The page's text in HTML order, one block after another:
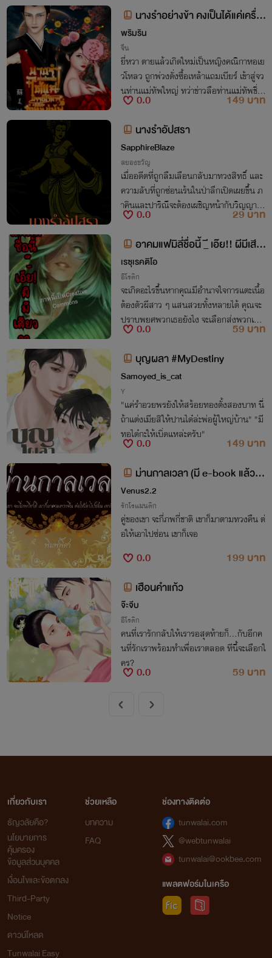
นางรำอย่างข้า คงเป็นได้แค่เครื่อ
งบรรณาการของท่านแม่ทัพ
พริมริน
จีน
ยี่หวา ตายแล้วเกิดใหม่เป็นหญิงคณิกาหอเย
ว่โหลว ถูกพ่วงดั่งซื้อเหล้าแถมเบียร์ เข้าสู่จว
นท่านแม่ทัพใหญ่ ทว่าข่าวลือท่านแม่ทัพชื่น
ชอบบุรุษ อ่า..เข้าทางข้า รับจ้างหลี่ฮูหยินช่วย
0.0
149 บาท
นางรำอัปสรา
SapphireBlaze
สยองขวัญ
เมื่ออดีตที่ถูกลืมเลือนกลับมาทวงสิทธิ์ และ
ความลับที่ถูกซ่อนเร้นในป่าลึกเปิดเผยขึ้น ภ
าคินและปาริณีจะต้องเผชิญหน้ากับวิญญาณ
ของนางรำอัปสราที่เต็มไปด้วยความอาฆาต
การเดินทางเพื่อค้นหาเมืองโบราณที่หายสา
บสูญ
0.0
29 บาท
อาคมแฟมิลี่ชื่อนี้ _ี เอ๊ย!! ผีมีเสีย
ววว..
เรซุเรคติโอ
อีโรติก
จะเกิดอะไรขึ้นหากคุณมีอำนาจใจการแตะเนื้อ
ต้องตัวผีสาว ๆ แสนสวยทั้งหลายได้ คุณจะ
ปราบพยศพวกเธอยังไง จะเลือกส่งพวกเธอ
ไปนรก หรือพาพวกเธอขึ้นสวรรค์จัดหนักจน
0.0
59 บาท
บุญผลา #MyDestiny
Samoyed_is_cat
Y
"แค่รำอวยพรยังให้สร้อยทองตั้งสองบาท นี่
ถ้าแต่งเมียสิให้ปานได๋ล่ะพ่อผู้ใหญ่บ้าน" "มี
ทอได๋กะให้เบิ่ดแหล่ะครับ"
0.0
149 บาท
ม่านกาลเวลา (มี e-book แล้ว อุ
ดหนุนได้ใน MEB)
Venus2.2
รักโรแมนติก
คู่ของเขา จะกี่ภพกี่ชาติ เขาก็มาตามทวงคืน ต่
0.0
199 บาท
เฮือนคำแก้ว
จ๊ะจีบ
อีโรติก
คนที่เรารักกลับให้เรารอสุดท้ายก็...กับอีกค
นที่รักเราพร้อมทำเพื่อเราตลอด ทีนี้จะเลือกใ
คร?
0.0 59 บาท
เกี่ยวกับเรา
ธัญวลัยคือ?
นโยบายการ
คุ้มครอง
ข้อมูลส่วนบุคคล
เงื่อนไขและข้อตกลง
Third-Party
Notice
ดาวน์โหลด
Tunwalai Easy
ช่วยเหลือ
บทความ
FAQ
ช่องทางติดต่อ
tunwalai.com
@webtunwalai
tunwalai@ookbee.com
แพลตฟอร์มในเครือ